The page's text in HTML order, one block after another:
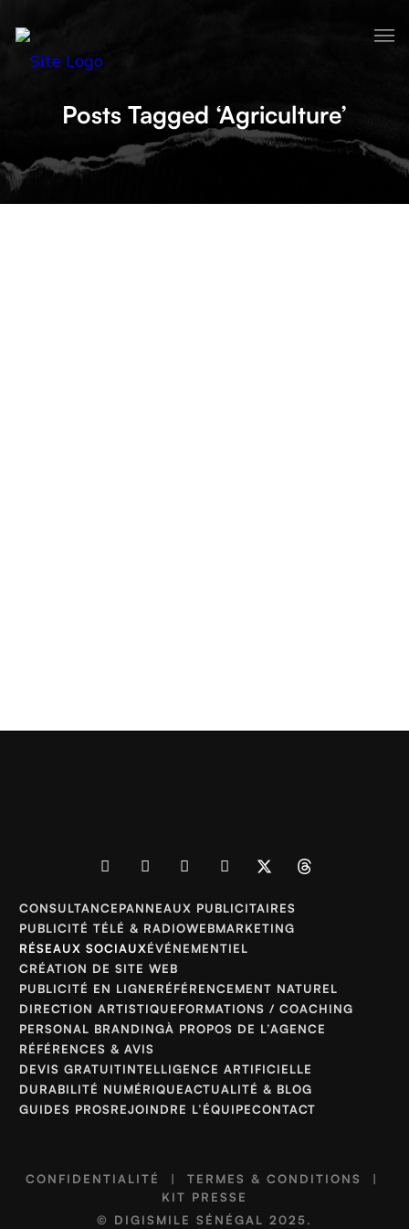
Posts Tagged ‘Agriculture’
CONSULTANCEPANNEAUX PUBLICITAIRES
PUBLICITÉ TÉLÉ & RADIOWEBMARKETING
RÉSEAUX SOCIAUXÉVÉNEMENTIEL
CRÉATION DE SITE WEB
PUBLICITÉ EN LIGNERÉFÉRENCEMENT NATUREL
DIRECTION ARTISTIQUEFORMATIONS / COACHING
PERSONAL BRANDINGÀ PROPOS DE L’AGENCE
RÉFÉRENCES & AVIS
DEVIS GRATUITINTELLIGENCE ARTIFICIELLE
DURABILITÉ NUMÉRIQUEACTUALITÉ & BLOG
GUIDES PROSREJOINDRE L’ÉQUIPECONTACT
CONFIDENTIALITÉ | TERMES & CONDITIONS
|
KIT PRESSE
© DIGISMILE SÉNÉGAL 2025.